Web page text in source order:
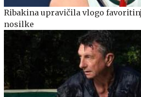
Ribakina upravičila vlogo
nosilke